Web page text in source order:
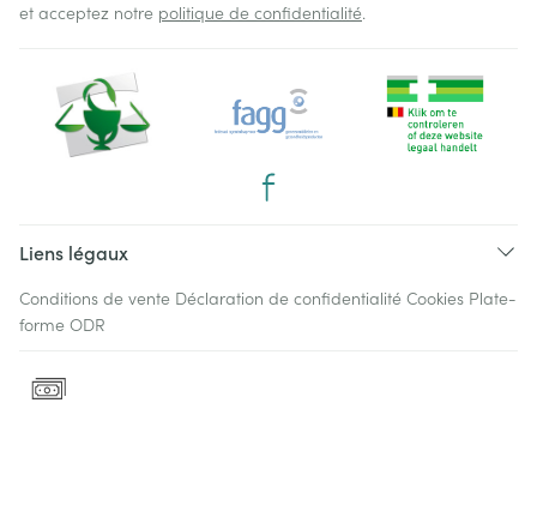
et acceptez notre politique de confidentialité.
Liens légaux
Conditions de vente Déclaration de confidentialité Cookies Plate-
forme ODR